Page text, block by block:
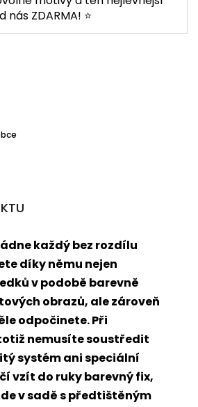
ZDARMA! ⭐
každý bez rozdílu
díky němu nejen
v podobě barevně
obrazů, ale zároveň
odpočinete. Při
nemusíte soustředit
systém ani speciální
vzít do ruky barevný fix,
v sadě s předtištěným